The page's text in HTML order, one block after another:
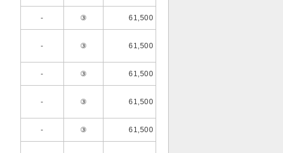
- ③ 61,500
- ③ 61,500
- ③ 61,500
- ③ 61,500
- ③ 61,500